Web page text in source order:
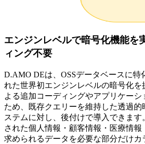
エンジンレベルで暗号化機能を
ィング不要
D.AMO DEは、OSSデータベースに特
れた世界初エンジンレベルの暗号化を
よる追加コーディングやアプリケー
ため、既存クエリーを維持した透過
ステムに対し、後付けで導入できま
された個人情報・顧客情報・医療情
求められるデータを必要な部分だけ